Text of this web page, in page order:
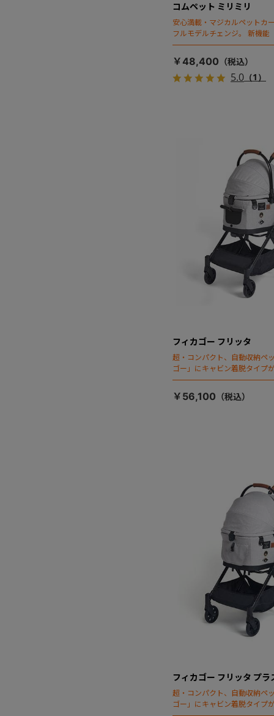
コムペット ミリミリ
安心満載・マジカルペットカ
フルモデルチェンジ。 新機能
ディング」搭載
￥48,400
5.0 （1）
フィカゴー フリッタ
超・コンパクト、自動収納ペ
ゴー」にキャビン着脱タイプ
￥56,100
フィカゴー フリッタ プラ
超・コンパクト、自動収納ペ
ゴー」にキャビン着脱タイプ